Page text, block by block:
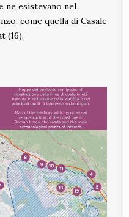
ne esistevano nel
come quella di Casale
(16).